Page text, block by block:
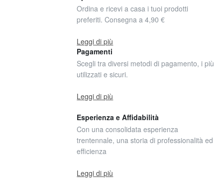
Ordina e ricevi a casa i tuoi prodotti
preferiti. Consegna a 4,90 €
Leggi di più
Pagamenti
Scegli tra diversi metodi di pagamento, i più
utilizzati e sicuri.
Leggi di più
Esperienza e Affidabilità
Con una consolidata esperienza
trentennale, una storia di professionalità ed
efficienza
Leggi di più